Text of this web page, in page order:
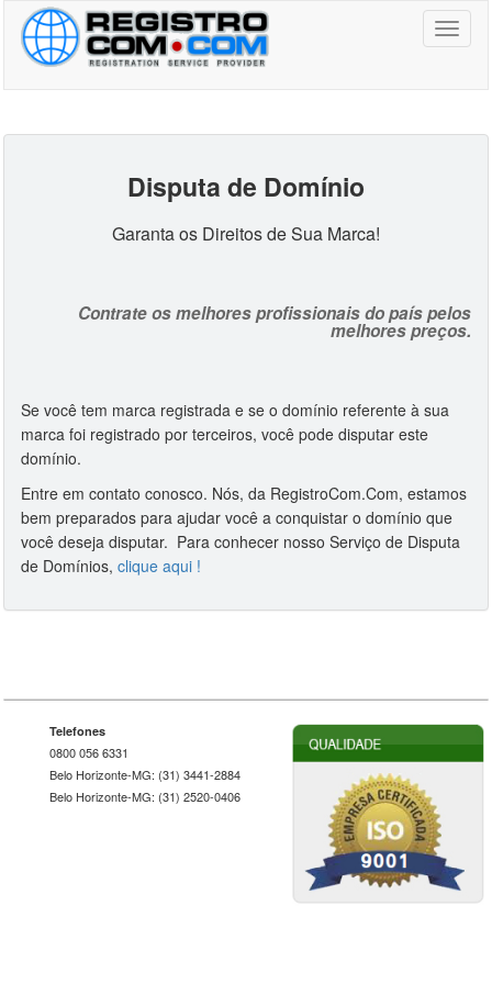
Toggle
Disputa de Domínio
Garanta os Direitos de Sua Marca!
Contrate os melhores profissionais do país pelos
melhores preços.
Se você tem marca registrada e se o domínio referente à sua
marca foi registrado por terceiros, você pode disputar este
domínio.
Entre em contato conosco. Nós, da RegistroCom.Com, estamos
bem preparados para ajudar você a conquistar o domínio que
você deseja disputar. Para conhecer nosso Serviço de Disputa
de Domínios, clique aqui !
Telefones
0800 056 6331
Belo Horizonte-MG: (31) 3441-2884
Belo Horizonte-MG: (31) 2520-0406